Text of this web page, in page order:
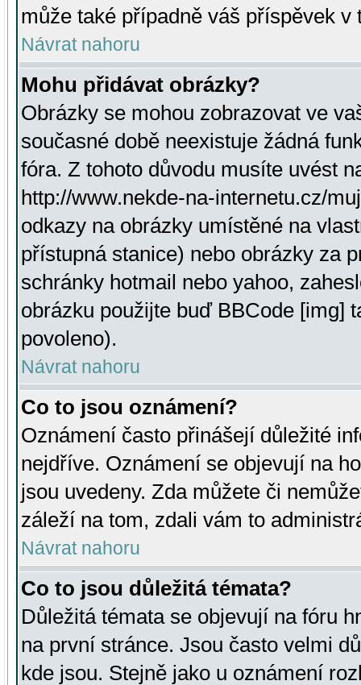
může také případně váš příspěvek v
Návrat nahoru
Mohu přidávat obrázky?
Obrázky se mohou zobrazovat ve
současné době neexistuje žádná
fóra. Z tohoto důvodu musíte uvést
http://www.nekde-na-internetu.cz/
odkazy na obrázky umístěné na
přístupná stanice) nebo obrázky za
schránky hotmail nebo yahoo,
obrázku použijte buď BBCode [img]
povoleno).
Návrat nahoru
Co to jsou oznámení?
Oznámení často přinášejí důležité
nejdříve. Oznámení se objevují na
jsou uvedeny. Zda můžete či
záleží na tom, zdali vám to
Návrat nahoru
Co to jsou důležitá témata?
Důležitá témata se objevují na fóru
na první stránce. Jsou často velmi
kde jsou. Stejně jako u oznámení